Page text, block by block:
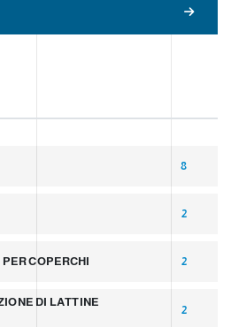
8
2
COPERCHI 2
DI LATTINE
2